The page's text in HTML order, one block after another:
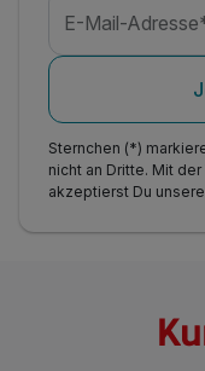
E-Mail-
Sternchen (*)
nicht an Dritte. Mit
akzeptierst Du unsere